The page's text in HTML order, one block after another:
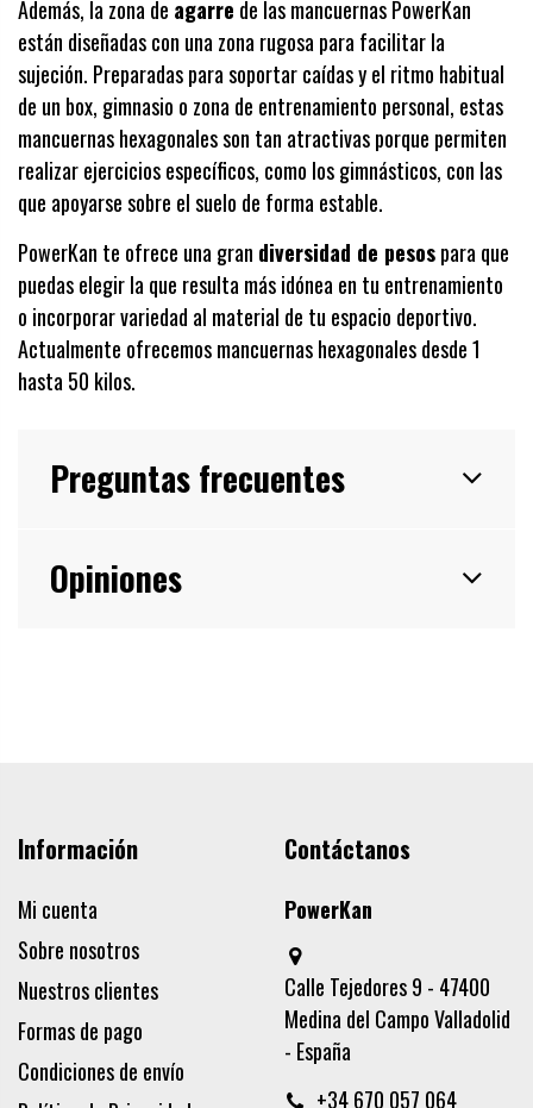
Además, la zona de agarre de las mancuernas PowerKan
están diseñadas con una zona rugosa para facilitar la
sujeción. Preparadas para soportar caídas y el ritmo habitual
de un box, gimnasio o zona de entrenamiento personal, estas
mancuernas hexagonales son tan atractivas porque permiten
realizar ejercicios específicos, como los gimnásticos, con las
que apoyarse sobre el suelo de forma estable.
PowerKan te ofrece una gran diversidad de pesospara que
puedas elegir la que resulta más idónea en tu entrenamiento
o incorporar variedad al material de tu espacio deportivo.
Actualmente ofrecemos mancuernas hexagonales desde 1
hasta 50 kilos.
Preguntas frecuentes
Opiniones
Información
Mi cuenta
Sobre nosotros
Nuestros clientes
Formas de pago
Condiciones de envío
Contáctanos
PowerKan
Calle Tejedores 9 - 47400
Medina del Campo Valladolid
- España
+34 670 057 064